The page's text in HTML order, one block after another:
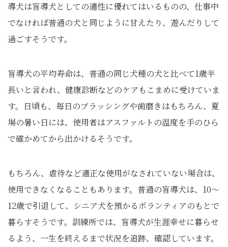
導犬は盲導犬としての適性に優れてはいるものの、仕事中
でなければ普通の犬と同じように甘えたり、遊んだりして
過ごすそうです。
盲導犬の平均寿命は、普通の同じ犬種の犬と比べて1歳半
長いと言われ、健康診断などのケアもこまめに受けていま
す。日頃も、毎日のブラッシングや歯磨きはもちろん、夏
場の暑い日には、使用者はアスファルトの温度を手のひら
で確かめてから出かけるそうです。
もちろん、虐待など適正な使用がなされていない場合は、
使用できなくなることもあります。普通の盲導犬は、10～
12歳で引退して、シニア犬を預かるボランティアのもとで
暮らすそうです。訓練所では、盲導犬が生涯幸せに暮らせ
るよう、一生を終えるまで状況を追跡、確認しています。